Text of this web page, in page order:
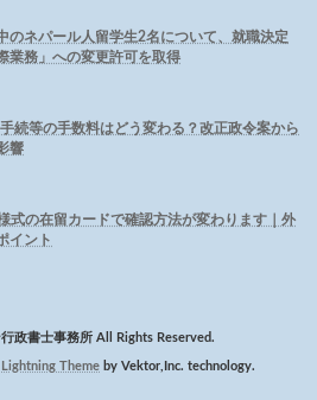
のネパール人留学生2名について、就職決定
業務」への変更許可を取得
続等の手数料はどう変わる？改正政令案から
響
式の在留カードで確認方法が変わります｜外
イント
政書士事務所 All Rights Reserved.
Lightning Theme by Vektor,Inc. technology.